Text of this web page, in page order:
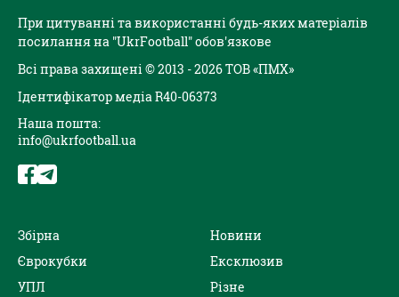
При цитуванні та використанні будь-яких матеріалів
посилання на "UkrFootball" обов'язкове
Всі права захищені © 2013 - 2026 ТОВ «ПМХ»
Ідентифікатор медіа R40-06373
Наша пошта:
info@ukrfootball.ua
Збірна
Єврокубки
УПЛ
Новини
Ексклюзив
Різне